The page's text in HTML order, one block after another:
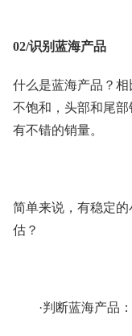
02/识别蓝海产品
什么是蓝海产品？
不饱和，头部和尾
有不错的销量。
简单来说，有稳定
估？
·判断蓝海产品